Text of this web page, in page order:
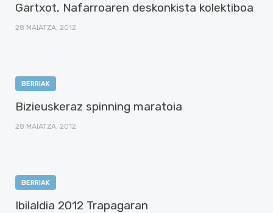
Gartxot, Nafarroaren deskonkista kolektiboa
28 MAIATZA, 2012
BERRIAK
Bizieuskeraz spinning maratoia
28 MAIATZA, 2012
BERRIAK
Ibilaldia 2012 Trapagaran